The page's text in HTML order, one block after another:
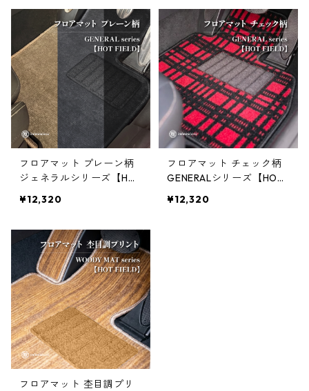
フロアマット プレーン柄
ジェネラルシリーズ【HO
¥12,320
フロアマット チェック柄
GENERALシリーズ【HOT
¥12,320
フロアマット 杢目調プリ